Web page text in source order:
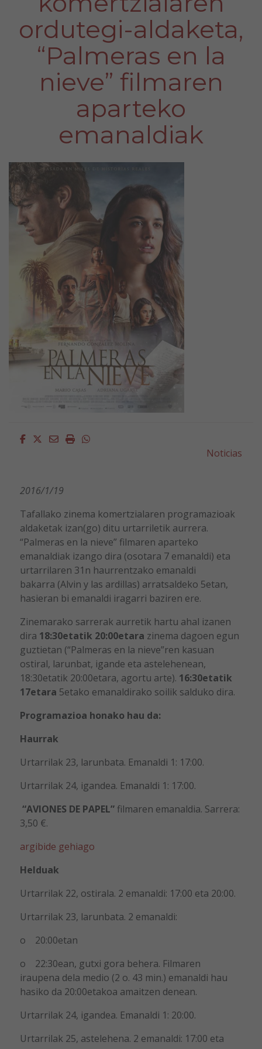
ordutegi-aldaketa,
“Palmeras en la
nieve” filmaren
aparteko
emanaldiak
Facebook
Twitter
EmailImprimirWhatsapp
Noticias
2016/1/19
Tafallako zinema komertzialaren programazioak
aldaketak izan(go) ditu urtarriletik aurrera.
“Palmeras en la nieve” filmaren aparteko
emanaldiak izango dira (osotara 7 emanaldi) eta
urtarrilaren 31n haurrentzako emanaldi
bakarra (Alvin y las ardillas) arratsaldeko 5etan,
hasieran bi emanaldi iragarri baziren ere.
Zinemarako sarrerak aurretik hartu ahal izanen
dira 18:30etatik 20:00etara zinema dagoen egun
guztietan (“Palmeras en la nieve”ren kasuan
ostiral, larunbat, igande eta astelehenean,
18:30etatik 20:00etara, agortu arte). 16:30etatik
17etara 5etako emanaldirako soilik salduko dira.
Programazioa honako hau da:
Haurrak
Urtarrilak 23, larunbata. Emanaldi 1: 17:00.
Urtarrilak 24, igandea. Emanaldi 1: 17:00.
“AVIONES DE PAPEL”filmaren emanaldia. Sarrera:
3,50 €.
argibide gehiago
Helduak
Urtarrilak 22, ostirala. 2 emanaldi: 17:00 eta 20:00.
Urtarrilak 23, larunbata. 2 emanaldi:
o 20:00etan
o 22:30ean, gutxi gora behera. Filmaren
iraupena dela medio (2 o. 43 min.) emanaldi hau
hasiko da 20:00etakoa amaitzen denean.
Urtarrilak 24, igandea. Emanaldi 1: 20:00.
Urtarrilak 25, astelehena. 2 emanaldi: 17:00 eta